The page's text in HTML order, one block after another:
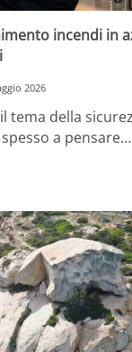
incendi in
2026
tema della
a pensare…